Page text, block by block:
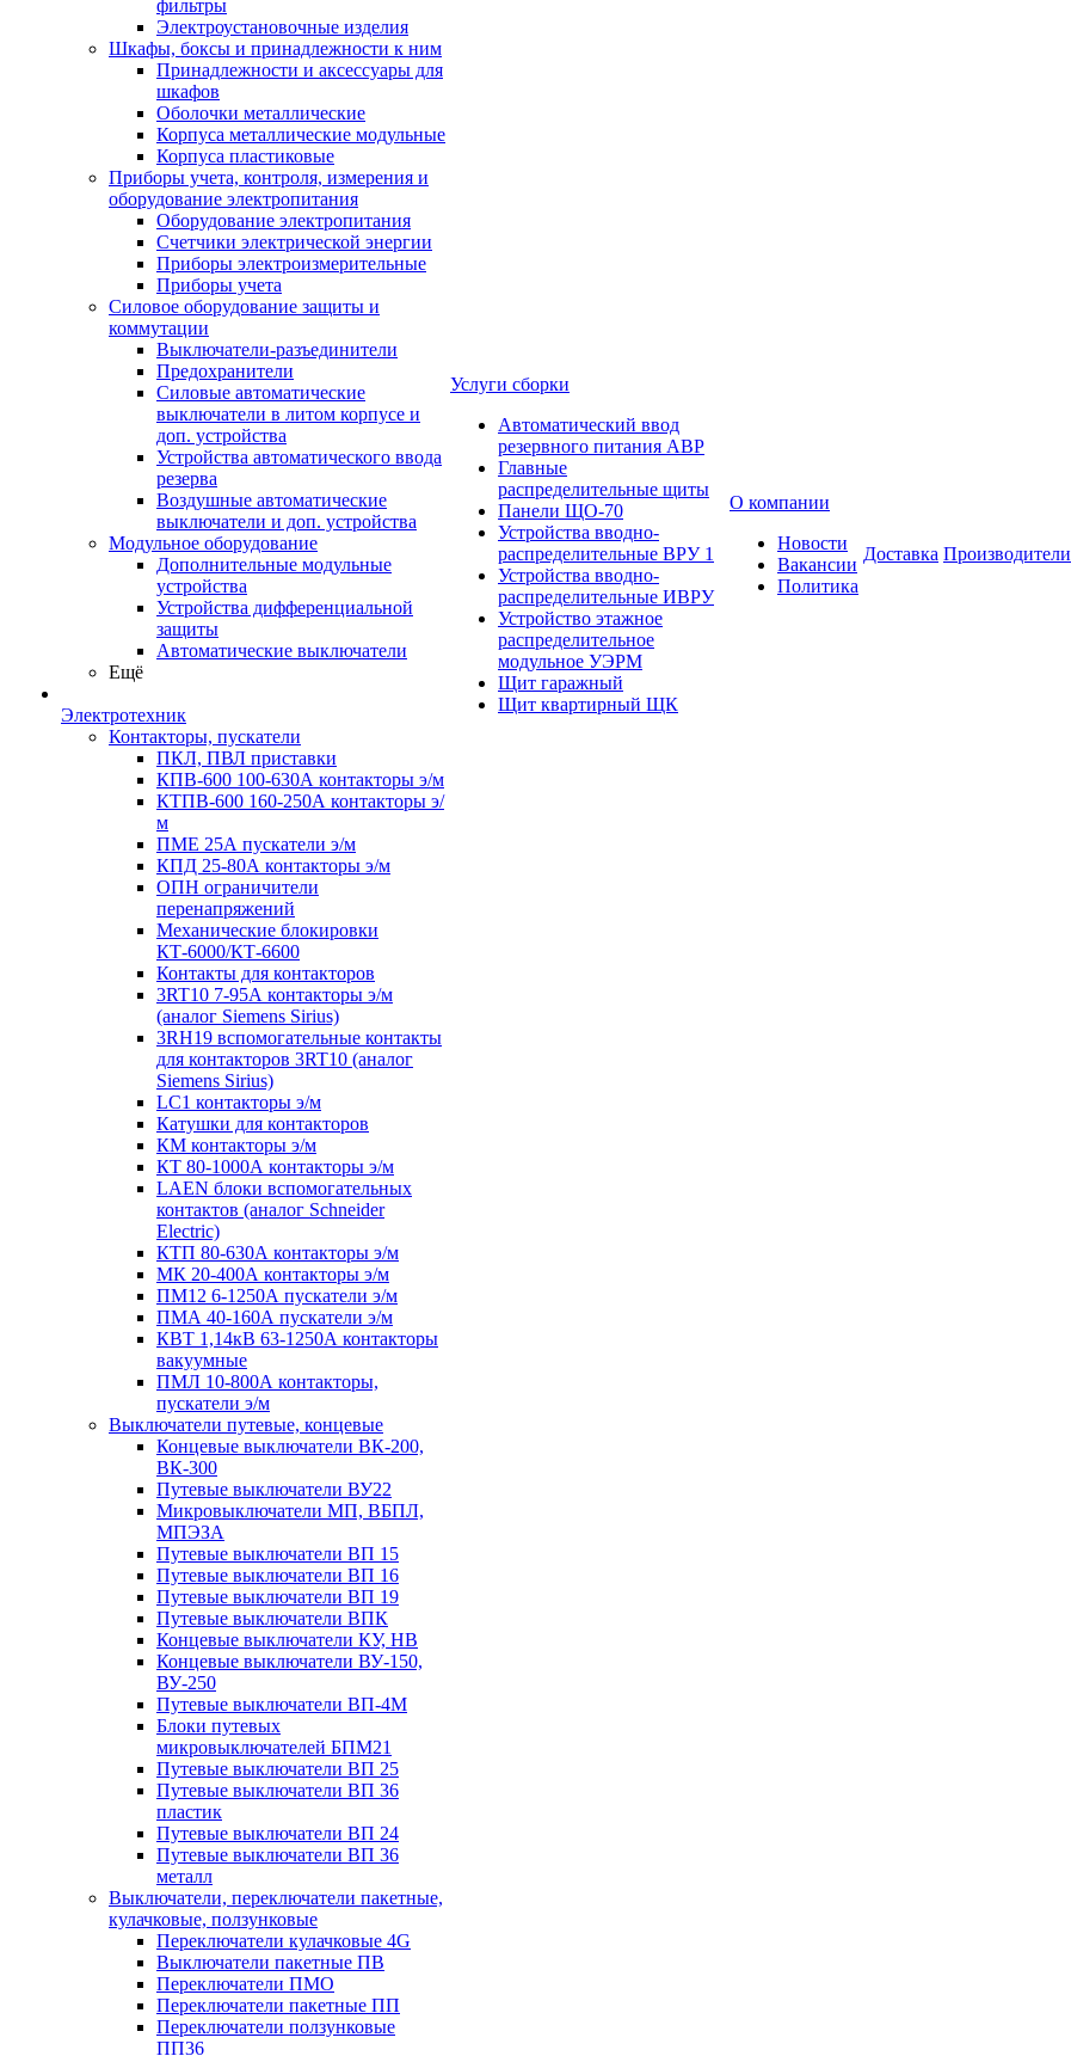
фильтры
Электроустановочные изделия
Шкафы, боксы и принадлежности к ним
Принадлежности и аксессуары для
шкафов
Оболочки металлические
Корпуса металлические модульные
Корпуса пластиковые
Приборы учета, контроля, измерения и
оборудование электропитания
Оборудование электропитания
Счетчики электрической энергии
Приборы электроизмерительные
Приборы учета
Силовое оборудование защиты и
коммутации
Выключатели-разъединители
Предохранители
Силовые автоматические
выключатели в литом корпусе и
доп. устройства
Устройства автоматического ввода
резерва
Воздушные автоматические
выключатели и доп. устройства
Модульное оборудование
Дополнительные модульные
устройства
Устройства дифференциальной
защиты
Автоматические выключатели
Ещё
Электротехник
Контакторы, пускатели
ПКЛ, ПВЛ приставки
КПВ-600 100-630А контакторы э/м
КТПВ-600 160-250А контакторы э/
м
ПМЕ 25А пускатели э/м
КПД 25-80А контакторы э/м
ОПН ограничители
перенапряжений
Механические блокировки
КТ-6000/КТ-6600
Контакты для контакторов
3RT10 7-95А контакторы э/м
(аналог Siemens Sirius)
3RH19 вспомогательные контакты
для контакторов 3RT10 (аналог
Siemens Sirius)
LC1 контакторы э/м
Катушки для контакторов
КМ контакторы э/м
КТ 80-1000А контакторы э/м
LAEN блоки вспомогательных
контактов (аналог Schneider
Electric)
КТП 80-630А контакторы э/м
МК 20-400А контакторы э/м
ПМ12 6-1250А пускатели э/м
ПМА 40-160А пускатели э/м
КВТ 1,14кВ 63-1250А контакторы
вакуумные
ПМЛ 10-800А контакторы,
пускатели э/м
Выключатели путевые, концевые
Концевые выключатели ВК-200,
ВК-300
Путевые выключатели ВУ22
Микровыключатели МП, ВБПЛ,
МПЭЗА
Путевые выключатели ВП 15
Путевые выключатели ВП 16
Путевые выключатели ВП 19
Путевые выключатели ВПК
Концевые выключатели КУ, НВ
Концевые выключатели ВУ-150,
ВУ-250
Путевые выключатели ВП-4М
Блоки путевых
микровыключателей БПМ21
Путевые выключатели ВП 25
Путевые выключатели ВП 36
пластик
Путевые выключатели ВП 24
Путевые выключатели ВП 36
металл
Выключатели, переключатели пакетные,
кулачковые, ползунковые
Переключатели кулачковые 4G
Выключатели пакетные ПВ
Переключатели ПМО
Переключатели пакетные ПП
Переключатели ползунковые
ПП36
Услуги сборки
Автоматический ввод
резервного питания АВР
Главные
распределительные щиты
Панели ЩО-70
Устройства вводно-
распределительные ВРУ 1
Устройства вводно-
распределительные ИВРУ
Устройство этажное
распределительное
модульное УЭРМ
Щит гаражный
Щит квартирный ЩК
О компании
Новости
Вакансии
Политика
Доставка Производители